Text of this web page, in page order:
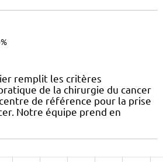
remplit les critères
de la chirurgie du cancer
de référence pour la prise
Notre équipe prend en